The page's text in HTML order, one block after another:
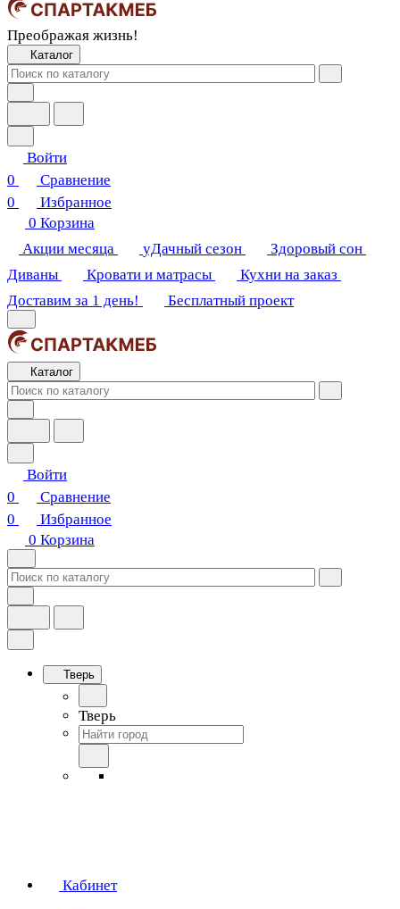
Преображая жизнь!
Каталог
Войти
0
Сравнение
0
Избранное
0 Корзина
Акции месяца
уДачный сезон
Здоровый сон
Диваны
Кровати и матрасы
Кухни на заказ
Доставим за 1 день!
Бесплатный проект
Каталог
Войти
0
Сравнение
0
Избранное
0 Корзина
Тверь
Тверь
Кабинет